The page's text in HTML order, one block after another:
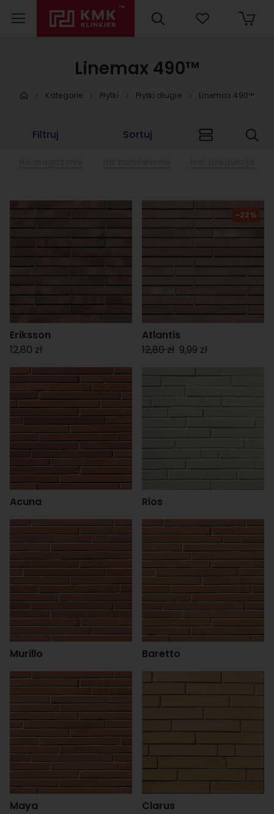
Linemax 490™
Kategorie Płytki Płytki długie Linemax 490™
Filtruj Sortuj
Eriksson
12,80 zł
Atlantis
12,80 zł 9,99 zł
-22%
Acuna Rios
Murillo Baretto
Maya Clarus